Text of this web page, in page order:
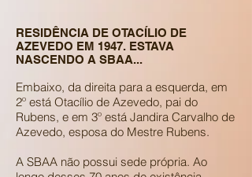
RESIDÊNCIA DE OTACÍLIO DE
AZEVEDO EM 1947. ESTAVA
NASCENDO A SBAA...
Embaixo, da direita para a esquerda, em
2º está Otacílio de Azevedo, pai do
Rubens, e em 3º está Jandira Carvalho de
Azevedo, esposa do Mestre Rubens.
A SBAA não possui sede própria. Ao